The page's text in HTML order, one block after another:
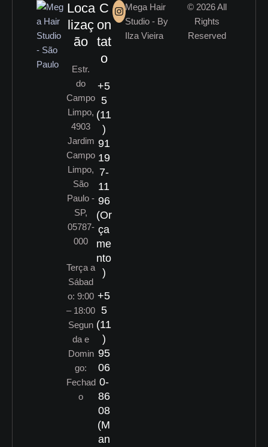
Loca
lizaç
ão
Estr.
do
Campo
Limpo,
4903
Jardim
Campo
Limpo,
São
Paulo -
SP,
05787-
000
Terça a
Sábad
o: 9:00
– 18:00
Segun
da e
Domin
go:
Fechad
o
C
on
tat
o
+5
5
(11
)
91
19
7-
11
96
(Or
ça
me
nto
)
+5
5
(11
)
95
06
0-
86
08
(M
an
Mega Hair
Studio - By
Ilza Vieira
© 2026 All
Rights
Reserved